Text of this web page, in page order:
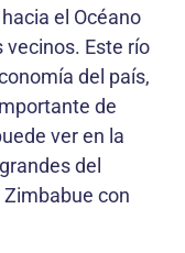
el Océano
vecinos. Este río
del país,
de
ver en la
del
con